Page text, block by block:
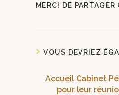
MERCI DE
VOUS DEVRIEZ
Accueil Cabinet
pour leur